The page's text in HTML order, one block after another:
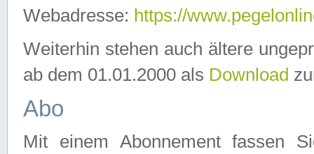
Webadresse: https://
Weiterhin stehen auch ältere
ab dem 01.01.2000 als Download
Abo
Mit einem Abonnement fassen